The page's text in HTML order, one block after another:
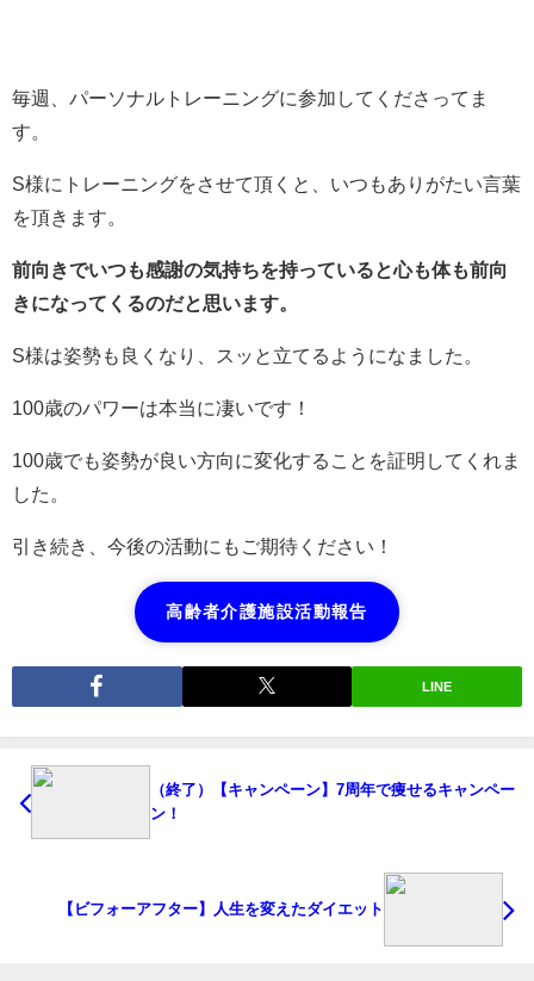
毎週、パーソナルトレーニングに参加してくださってま
す。
S様にトレーニングをさせて頂くと、いつもありがたい言葉
を頂きます。
前向きでいつも感謝の気持ちを持っていると心も体も前向
きになってくるのだと思います。
S様は姿勢も良くなり、スッと立てるようになました。
100歳のパワーは本当に凄いです！
100歳でも姿勢が良い方向に変化することを証明してくれま
した。
引き続き、今後の活動にもご期待ください！
高齢者介護施設活動報告
LINE
（終了）【キャンペーン】7周年で痩せるキャンペー
ン！
【ビフォーアフター】人生を変えたダイエット